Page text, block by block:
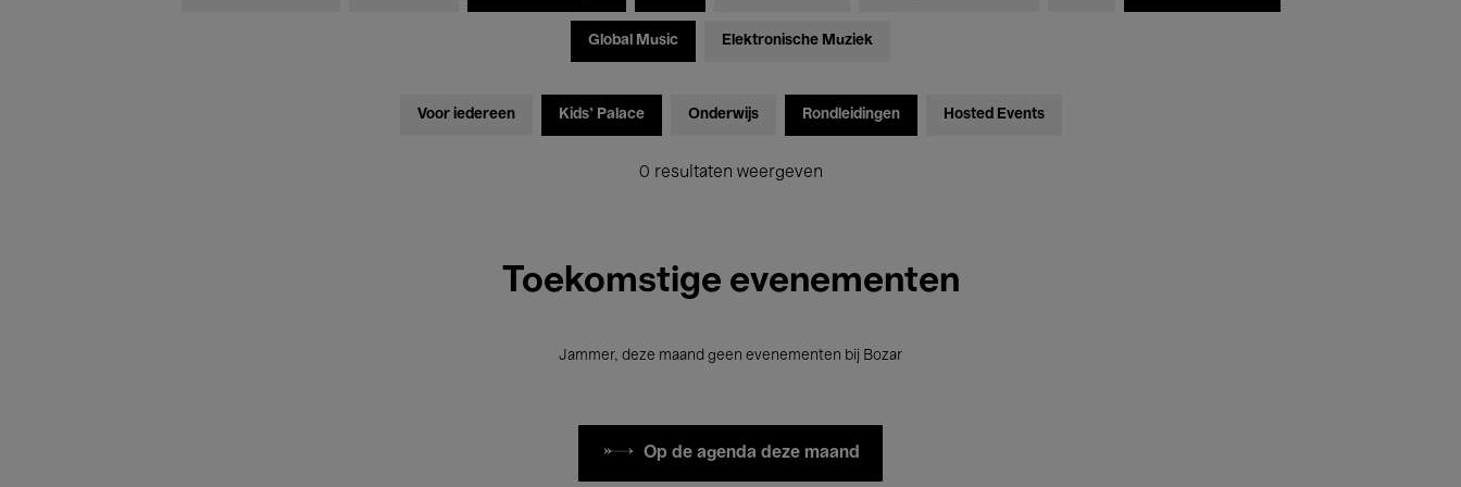
Global Music Elektronische Muziek
Voor iedereen Kids’ Palace Onderwijs Rondleidingen Hosted Events
0 resultaten weergeven
Toekomstige evenementen
Jammer, deze maand geen evenementen bij Bozar
Op de agenda deze maand